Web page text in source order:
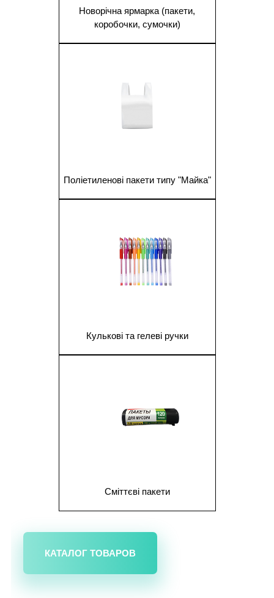
Новорічна ярмарка (пакети,
коробочки, сумочки)
Поліетиленові пакети типу "Майка"
Кулькові та гелеві ручки
Сміттєві пакети
КАТАЛОГ ТОВАРОВ